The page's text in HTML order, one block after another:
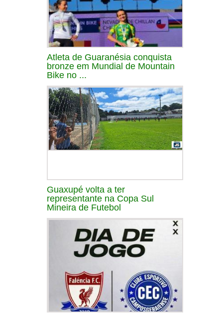
Atleta de Guaranésia conquista
bronze em Mundial de Mountain
Bike no ...
Guaxupé volta a ter
representante na Copa Sul
Mineira de Futebol